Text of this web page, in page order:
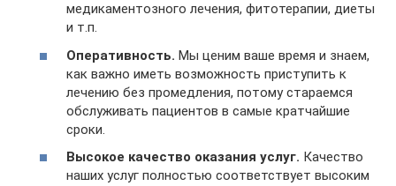
медикаментозного лечения, фитотерапии, диеты
и т.п.
Оперативность. Мы ценим ваше время и знаем,
как важно иметь возможность приступить к
лечению без промедления, потому стараемся
обслуживать пациентов в самые кратчайшие
сроки.
Высокое качество оказания услуг. Качество
наших услуг полностью соответствует высоким